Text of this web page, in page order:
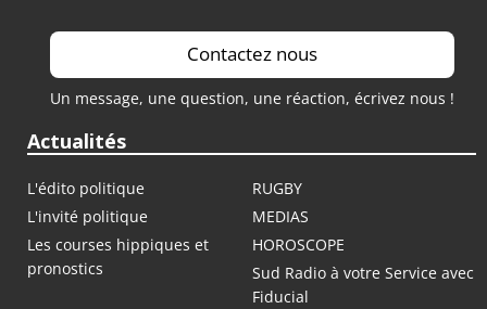
Contactez nous
Un message, une question, une réaction, écrivez nous !
Actualités
L'édito politique
RUGBY
L'invité politique
MEDIAS
Les courses hippiques et
pronostics
HOROSCOPE
Sud Radio à votre Service avec
Fiducial